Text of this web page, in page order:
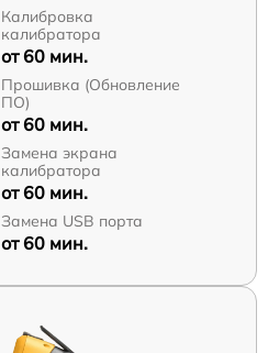
Калибровка
калибратора
от 60 мин.
Прошивка (Обновление
ПО)
от 60 мин.
Замена экрана
калибратора
от 60 мин.
Замена USB порта
от 60 мин.